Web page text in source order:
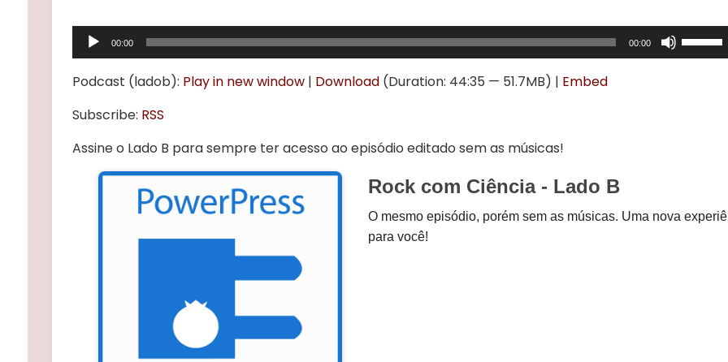
Tocador
de
áudio
00:00 00:00
as
Podcast (ladob): Play in new window| Download(Duration: 44:35 — 51.7MB) | Embed
Subscribe: RSS
Assine o Lado B para sempre ter acesso ao episódio editado sem as músicas!
Rock com Ciência - Lado B
O mesmo episódio, porém sem as músicas. Uma nova
para você!